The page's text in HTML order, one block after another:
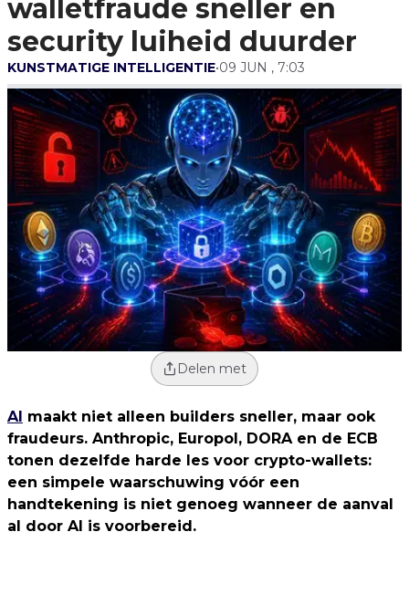
Security Luiheid
Duurder
walletfraude sneller en
security luiheid duurder
KUNSTMATIGE INTELLIGENTIE•09 JUN , 7:03
Delen met
AI maakt niet alleen builders sneller, maar ook
fraudeurs. Anthropic, Europol, DORA en de ECB
tonen dezelfde harde les voor crypto-wallets:
een simpele waarschuwing vóór een
handtekening is niet genoeg wanneer de aanval
al door AI is voorbereid.